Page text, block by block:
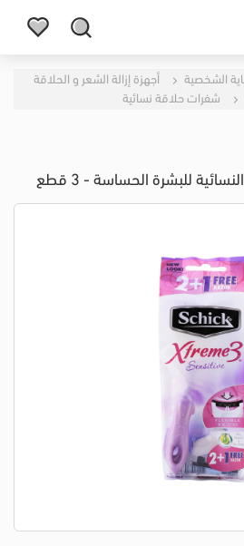
الشخصية
أجهزة إزالة الشعر و الحلاقة
شفرات حلاقة نسائية